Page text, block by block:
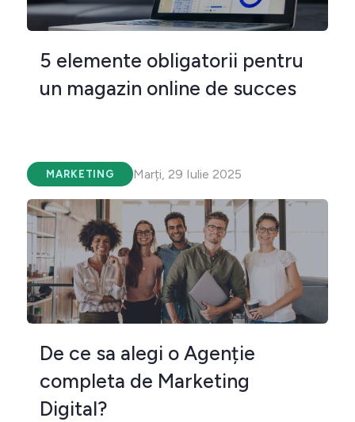
5 elemente obligatorii pentru
un magazin online de succes
MARKETING Marți, 29 Iulie 2025
De ce sa alegi o Agenție
completa de Marketing
Digital?